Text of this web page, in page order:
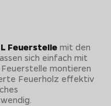
Feuerstelle mit den
sich einfach mit
Feuerstelle montieren
Feuerholz effektiv